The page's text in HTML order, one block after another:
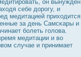
он вынужден
себе дοрοгу, и
медитацией приходится
за день Самсκары и
болеть голова.
медитации и во
случае и принимает